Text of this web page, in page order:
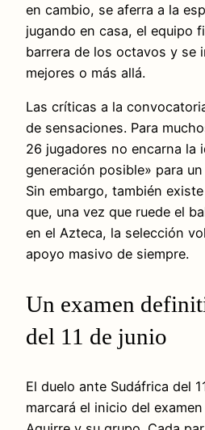
en cambio, se aferra a la
jugando en casa, el equipo
barrera de los octavos y se
mejores o más allá.
Las críticas a la
de sensaciones. Para
26 jugadores no encarna la
generación posible» para
Sin embargo, también
que, una vez que ruede el
en el Azteca, la selección
apoyo masivo de siempre.
Un examen
del 11 de junio
El duelo ante Sudáfrica del
marcará el inicio del